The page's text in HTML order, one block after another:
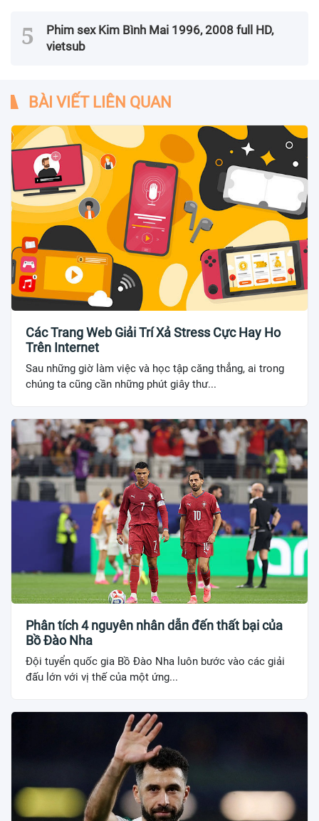
Phim sex Kim Bình Mai 1996, 2008 full HD,
vietsub
BÀI VIẾT LIÊN QUAN
Các Trang Web Giải Trí Xả Stress Cực Hay Ho
Trên Internet
Sau những giờ làm việc và học tập căng thẳng, ai trong
chúng ta cũng cần những phút giây thư...
Phân tích 4 nguyên nhân dẫn đến thất bại của
Bồ Đào Nha
Đội tuyển quốc gia Bồ Đào Nha luôn bước vào các giải
đấu lớn với vị thế của một ứng...